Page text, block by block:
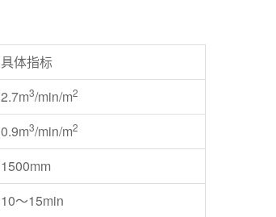
具体指标
2.7m3/min/m2
0.9m3/min/m2
1500mm
10～15min